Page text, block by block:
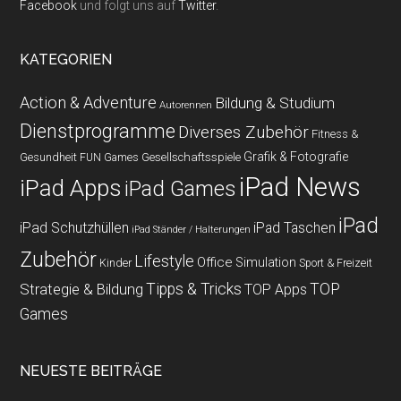
Facebook und folgt uns aufTwitter.
KATEGORIEN
Action & Adventure Autorennen Bildung & Studium
Dienstprogramme Diverses Zubehör Fitness &
Gesundheit FUN Games Gesellschaftsspiele Grafik & Fotografie
iPad Apps iPad Games iPad News
iPad Schutzhüllen iPad Ständer / Halterungen iPad Taschen iPad
Zubehör Kinder Lifestyle Office Simulation Sport & Freizeit
Strategie & Bildung Tipps & Tricks TOP Apps TOP
Games
NEUESTE BEITRÄGE